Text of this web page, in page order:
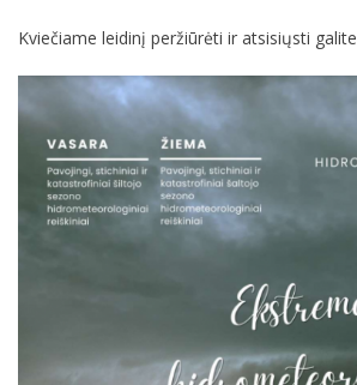
Kviečiame leidinį peržiūrėti ir atsisiųsti galite